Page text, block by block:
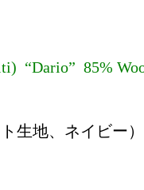
“Dario” 85%
生地、ネイビー）